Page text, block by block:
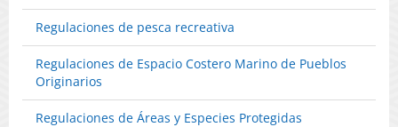
Regulaciones de pesca recreativa
Regulaciones de Espacio Costero Marino de Pueblos
Originarios
Regulaciones de Áreas y Especies Protegidas